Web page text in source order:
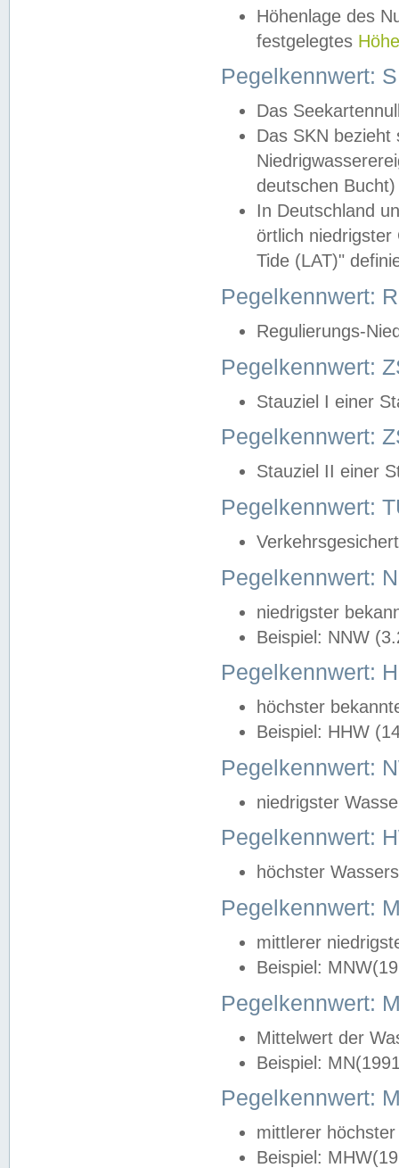
Höhenlage des
festgelegtes
Pegelkennwert:
Das
Das SKN
deutschen
In Deutschland
örtlich
Tide (LAT)"
Pegelkennwert:
Regulierungs-
Pegelkennwert:
Stauziel I einer
Pegelkennwert:
Stauziel II einer
Pegelkennwert:
Pegelkennwert:
niedrigster
Beispiel: NNW
Pegelkennwert:
höchster
Beispiel: HHW
Pegelkennwert:
niedrigster
Pegelkennwert:
höchster
Pegelkennwert:
mittlerer
Beispiel:
Pegelkennwert:
Mittelwert der
Beispiel:
Pegelkennwert:
mittlerer
Beispiel: